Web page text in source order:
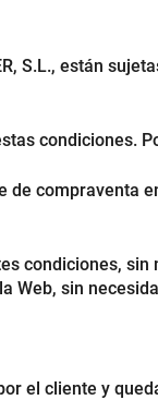
S.L., están
condiciones.
compraventa
condiciones,
Web, sin
el cliente y